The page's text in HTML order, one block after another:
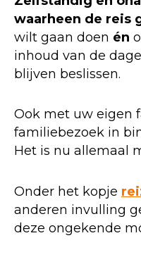
waarheen de reis
wilt gaan doen én
inhoud van de
blijven beslissen.
Ook met uw eigen
familiebezoek in
Het is nu allemaal
Onder het kopje
anderen invulling
deze ongekende